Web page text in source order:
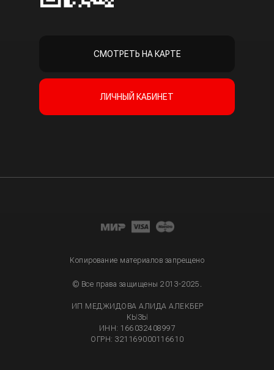
© Все права защищены 2013-2025.
Копирование материалов запрещено
СМОТРЕТЬ НА КАРТЕ
ЛИЧНЫЙ КАБИНЕТ
ИП МЕДЖИДОВА АЛИДА АЛЕКБЕР
КЫЗЫ
ИНН: 166032408997
ОГРН: 321169000116610